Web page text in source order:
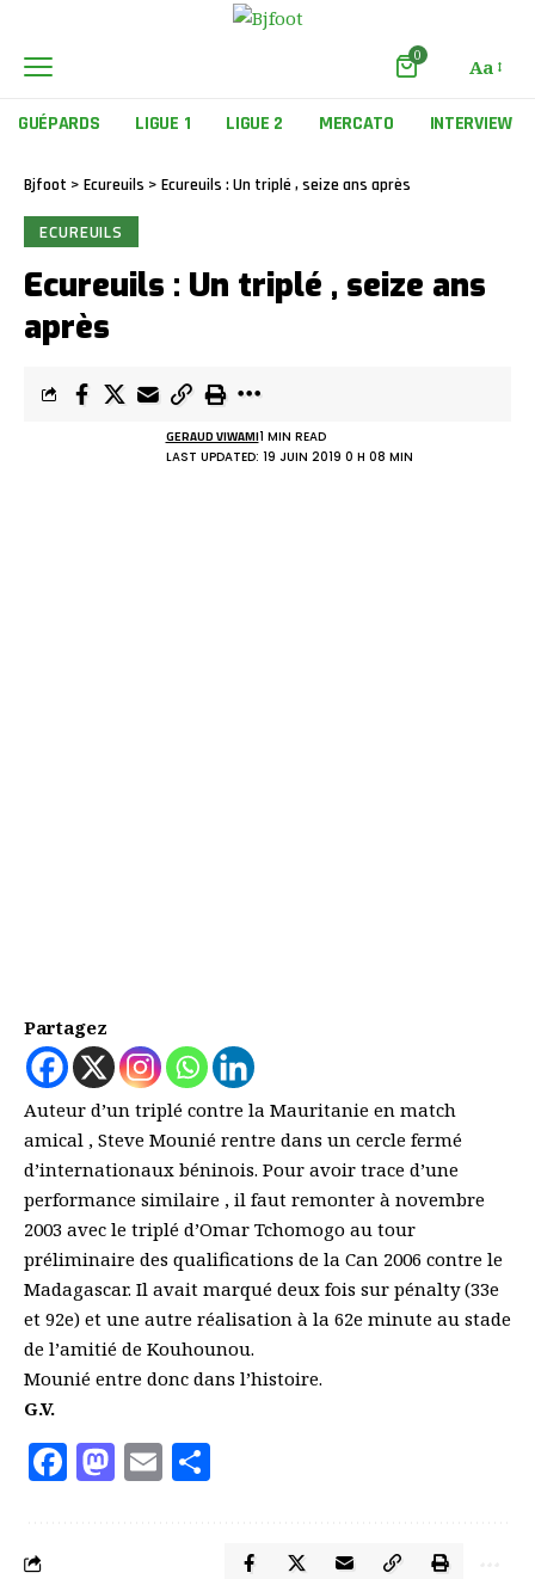
0 Aa
GUÉPARDS LIGUE 1 LIGUE 2 MERCATO INTERVIEW
Bjfoot > Ecureuils > Ecureuils : Un triplé , seize ans après
ECUREUILS
Ecureuils : Un triplé , seize ans
après
LAST UPDATED: 19 JUIN 2019 0 H 08 MIN
GERAUD VIWAMI1 MIN READ
Partagez
Auteur d’un triplé contre la Mauritanie en match
amical , Steve Mounié rentre dans un cercle fermé
d’internationaux béninois. Pour avoir trace d’une
performance similaire , il faut remonter à novembre
2003 avec le triplé d’Omar Tchomogo au tour
préliminaire des qualifications de la Can 2006 contre le
Madagascar. Il avait marqué deux fois sur pénalty (33e
et 92e) et une autre réalisation à la 62e minute au stade
de l’amitié de Kouhounou.
Mounié entre donc dans l’histoire.
G.V.
Facebook
Mastodon
Email